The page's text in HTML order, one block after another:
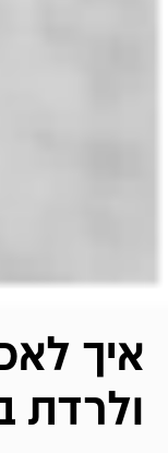
איך
ולרדת